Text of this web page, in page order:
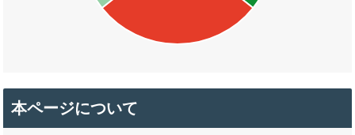
本ページについて